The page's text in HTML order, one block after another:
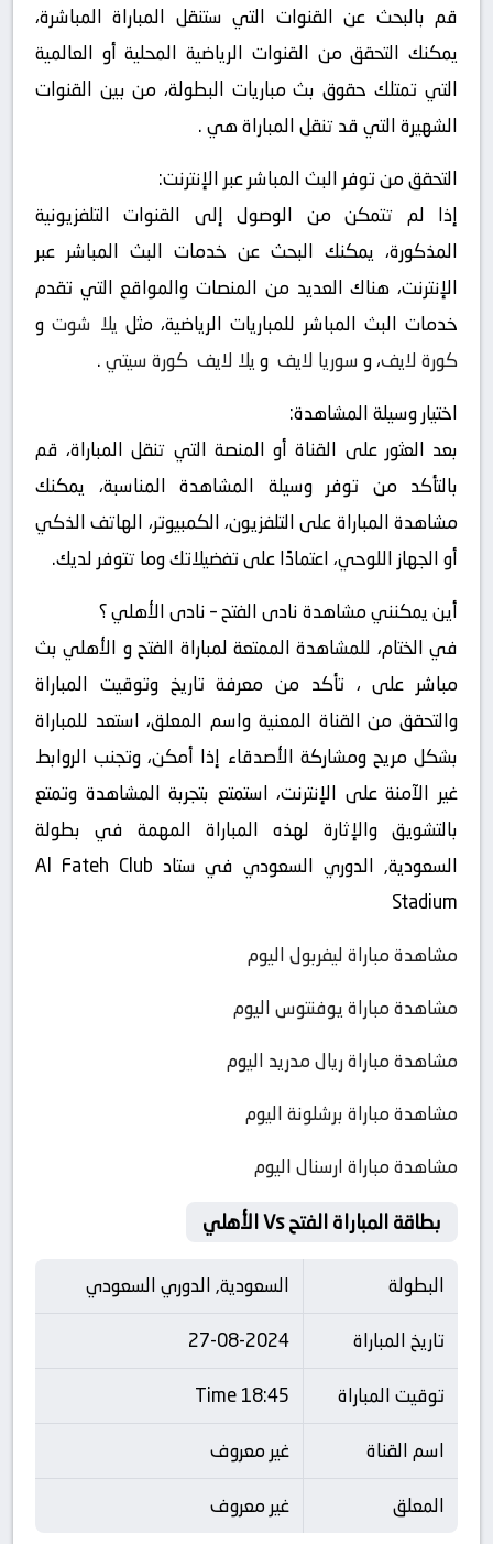
قم بالبحث عن القنوات التي ستنقل المباراة المباشرة،
يمكنك التحقق من القنوات الرياضية المحلية أو العالمية
التي تمتلك حقوق بث مباريات البطولة، من بين القنوات
الشهيرة التي قد تنقل المباراة هي .
التحقق من توفر البث المباشر عبر الإنترنت:
إذا لم تتمكن من الوصول إلى القنوات التلفزيونية
المذكورة، يمكنك البحث عن خدمات البث المباشر عبر
الإنترنت، هناك العديد من المنصات والمواقع التي تقدم
خدمات البث المباشر للمباريات الرياضية، مثل يلا شوتو
كورة لايف، وسوريا لايف ويلا لايف كورة سيتي.
اختيار وسيلة المشاهدة:
بعد العثور على القناة أو المنصة التي تنقل المباراة، قم
بالتأكد من توفر وسيلة المشاهدة المناسبة، يمكنك
مشاهدة المباراة على التلفزيون، الكمبيوتر، الهاتف الذكي
أو الجهاز اللوحي، اعتمادًا على تفضيلاتك وما تتوفر لديك.
أين يمكنني مشاهدة ‎نادى الفتح – نادى الأهلي ؟
في الختام، للمشاهدة الممتعة لمباراة الفتح و الأهلي بث
مباشر على ، تأكد من معرفة تاريخ وتوقيت المباراة
والتحقق من القناة المعنية واسم المعلق، استعد للمباراة
بشكل مريح ومشاركة الأصدقاء إذا أمكن، وتجنب الروابط
غير الآمنة على الإنترنت، استمتع بتجربة المشاهدة وتمتع
بالتشويق والإثارة لهذه المباراة المهمة في بطولة
السعودية, الدوري السعودي في ستاد Al Fateh Club
Stadium
مشاهدة مباراة ليفربول اليوم
مشاهدة مباراة يوفنتوس اليوم
مشاهدة مباراة ريال مدريد اليوم
مشاهدة مباراة برشلونة اليوم
مشاهدة مباراة ارسنال اليوم
بطاقة المباراة الفتح Vs الأهلي
البطولة
السعودية, الدوري السعودي
تاريخ المباراة
27-08-2024
توقيت المباراة
18:45 Time
اسم القناة
غير معروف
المعلق
غير معروف